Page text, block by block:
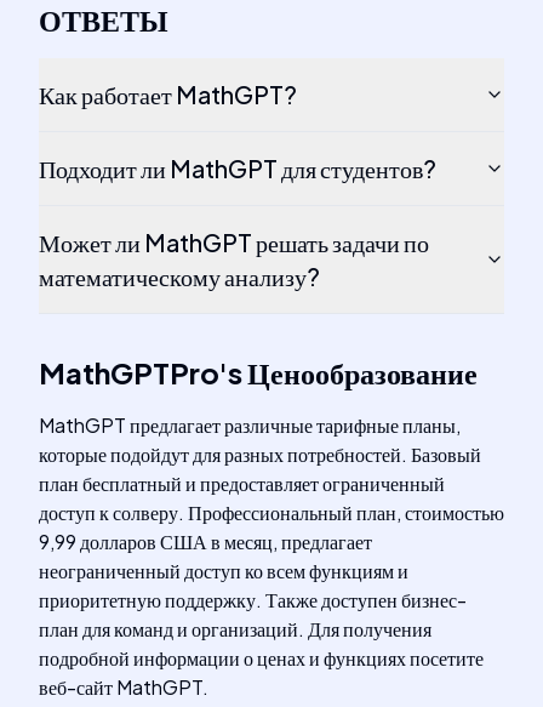
ОТВЕТЫ
Как работает MathGPT?
Подходит ли MathGPT для студентов?
Может ли MathGPT решать задачи по
математическому анализу?
MathGPTPro'sЦенообразование
MathGPT предлагает различные тарифные планы,
которые подойдут для разных потребностей. Базовый
план бесплатный и предоставляет ограниченный
доступ к солверу. Профессиональный план, стоимостью
9,99 долларов США в месяц, предлагает
неограниченный доступ ко всем функциям и
приоритетную поддержку. Также доступен бизнес-
план для команд и организаций. Для получения
подробной информации о ценах и функциях посетите
веб-сайт MathGPT.